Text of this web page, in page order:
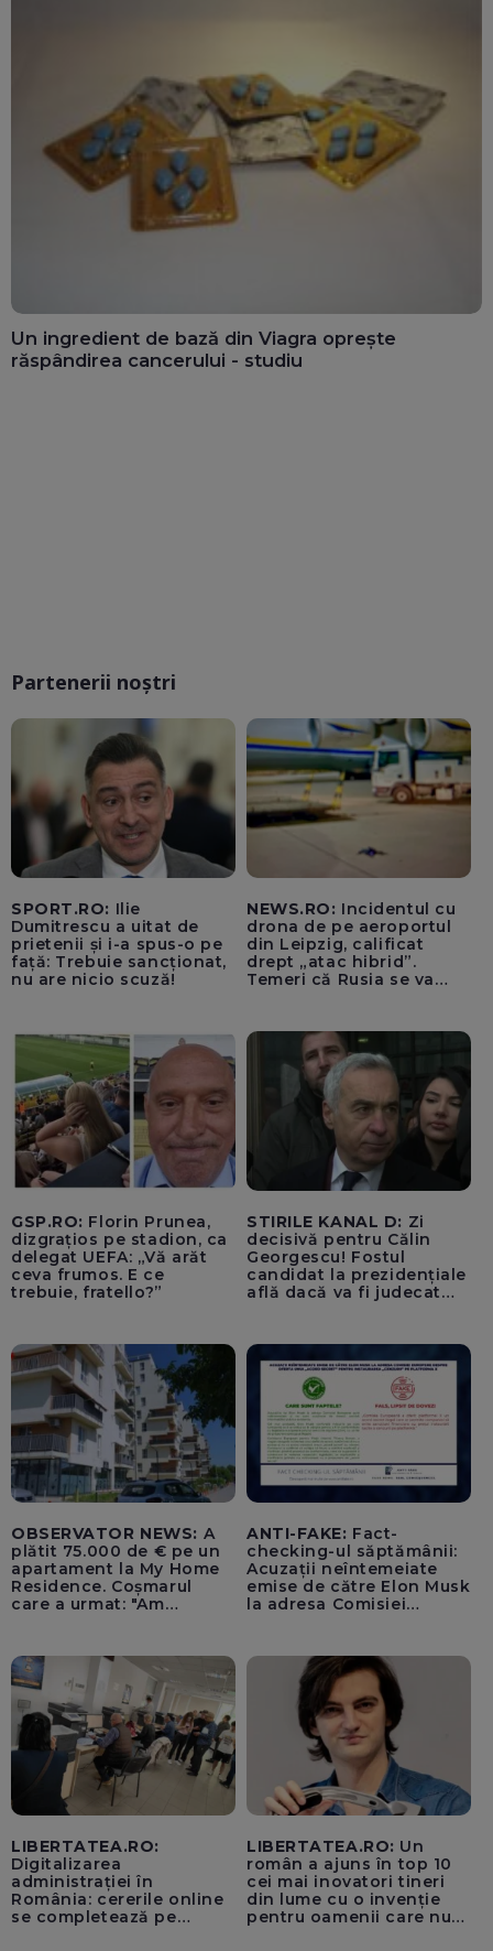
Un ingredient de bază din Viagra oprește
răspândirea cancerului - studiu
Partenerii noștri
SPORT.RO: Ilie
Dumitrescu a uitat de
prietenii și i-a spus-o pe
față: Trebuie sancționat,
nu are nicio scuză!
NEWS.RO: Incidentul cu
drona de pe aeroportul
din Leipzig, calificat
drept „atac hibrid”.
Temeri că Rusia se va
neagă informațiile că
avioanele ucrainene din
apropierea dronei ar fi
fost încărcate cu muniție
GSP.RO: Florin Prunea,
dizgrațios pe stadion, ca
delegat UEFA: „Vă arăt
ceva frumos. E ce
trebuie, fratello?”
STIRILE KANAL D: Zi
decisivă pentru Călin
Georgescu! Fostul
candidat la prezidențiale
află dacă va fi judecat
OBSERVATOR NEWS: A
plătit 75.000 de € pe un
apartament la My Home
Residence. Coșmarul
care a urmat: "Am
ANTI-FAKE: Fact-
checking-ul săptămânii:
Acuzații neîntemeiate
emise de către Elon Musk
la adresa Comisiei
pentru instaurarea
„cenzurii” pe platforma X
LIBERTATEA.RO:
Digitalizarea
administrației în
România: cererile online
se completează pe
LIBERTATEA.RO: Un
român a ajuns în top 10
cei mai inovatori tineri
din lume cu o invenție
pentru oamenii care nu